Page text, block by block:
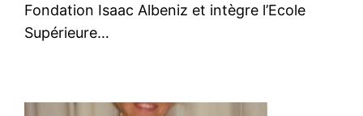
Fondation Isaac Albeniz et intègre l’Ecole
Supérieure…